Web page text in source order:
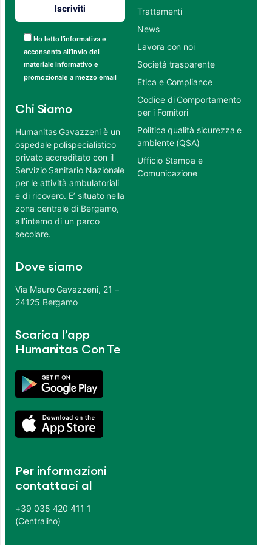
Ho letto l’informativa e
acconsento all’invio del
materiale informativo e
promozionale a mezzo email
Chi Siamo
Humanitas Gavazzeni è un
ospedale polispecialistico
privato accreditato con il
Servizio Sanitario Nazionale
per le attività ambulatoriali
e di ricovero. E’ situato nella
zona centrale di Bergamo,
all’interno di un parco
secolare.
Dove siamo
Via Mauro Gavazzeni, 21 –
24125 Bergamo
Scarica l’app
Humanitas Con Te
Per informazioni
contattaci al
+39 035 420 411 1
(Centralino)
Trattamenti
News
Lavora con noi
Società trasparente
Etica e Compliance
Codice di Comportamento
per i Fornitori
Politica qualità sicurezza e
ambiente (QSA)
Ufficio Stampa e
Comunicazione